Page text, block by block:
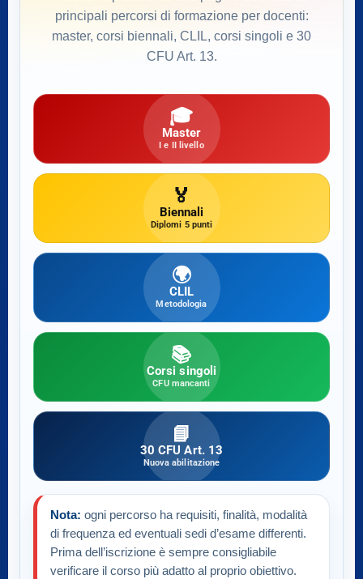
principali percorsi di formazione per docenti:
master, corsi biennali, CLIL, corsi singoli e 30
CFU Art. 13.
🎓
Master
I e II livello
🏅
Biennali
Diplomi 5 punti
🌍
CLIL
Metodologia
📚
Corsi singoli
CFU mancanti
📘
30 CFU Art. 13
Nuova abilitazione
Nota: ogni percorso ha requisiti, finalità, modalità
di frequenza ed eventuali sedi d’esame differenti.
Prima dell’iscrizione è sempre consigliabile
verificare il corso più adatto al proprio obiettivo.